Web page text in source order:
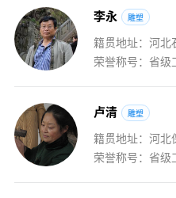
李永 雕塑
籍贯地址：河北
荣誉称号：省级
卢清 雕塑
籍贯地址：河北
荣誉称号：省级